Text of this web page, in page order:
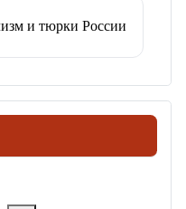
и тюрки России